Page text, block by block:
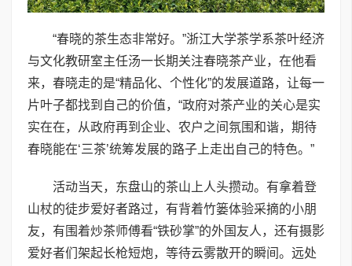
“春晓的茶生态非常好。”浙江大学茶学系茶叶经济
与文化教研室主任汤一长期关注春晓茶产业，在他看
来，春晓走的是“精品化、个性化”的发展道路，让每一
片叶子都找到自己的价值，“政府对茶产业的关心是实
实在在，从政府再到企业、农户之间氛围和谐，期待
春晓能在‘三茶’统筹发展的路子上走出自己的特色。”
活动当天，东盘山的茶山上人头攒动。有拿着登
山杖的徒步爱好者路过，有背着竹篓体验采摘的小朋
友，有围着炒茶师傅看“铁砂掌”的外国友人，还有摄影
爱好者们架起长枪短炮，等待云雾散开的瞬间。远处